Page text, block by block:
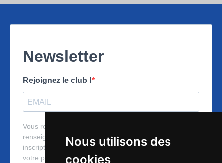
Nous utilisons des
cookies